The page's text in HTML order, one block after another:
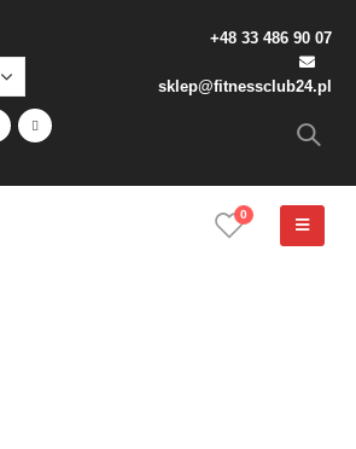
+48 33 486 90 07
sklep@fitnessclub24.pl
0